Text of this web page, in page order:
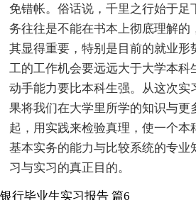
免错帐。俗话说，千里之行始于足
务往往是不能在书本上彻底理解的
其显得重要，特别是目前的就业形
工的工作机会要远远大于大学本科
动手能力要比本科生强。从这次实
果将我们在大学里所学的知识与更
起，用实践来检验真理，使一个本
基本实务的能力与比较系统的专业
习与实习的真正目的。
银行毕业生实习报告 篇6